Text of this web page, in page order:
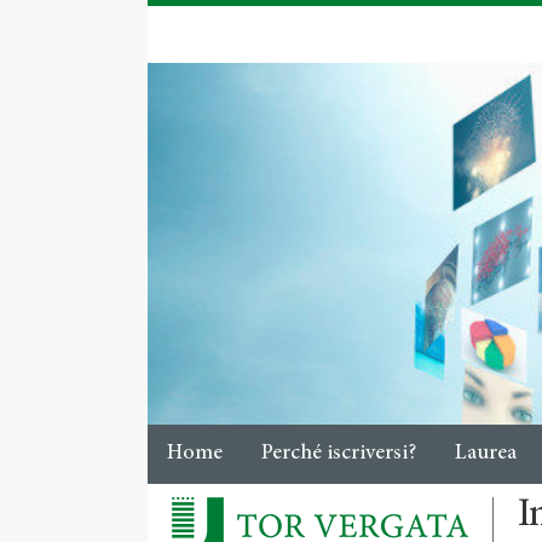
Home Perché iscriversi? Laurea